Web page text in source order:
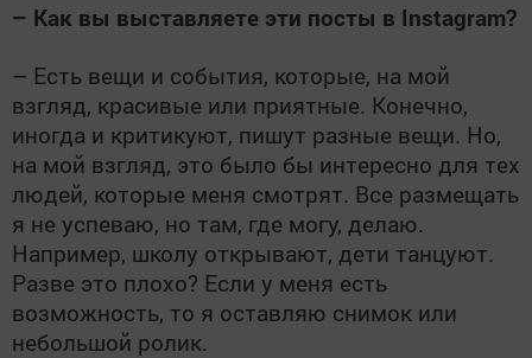
– Как вы выставляете эти посты в Instagram?
– Есть вещи и события, которые, на мой
взгляд, красивые или приятные. Конечно,
иногда и критикуют, пишут разные вещи. Но,
на мой взгляд, это было бы интересно для тех
людей, которые меня смотрят. Все размещать
я не успеваю, но там, где могу, делаю.
Например, школу открывают, дети танцуют.
Разве это плохо? Если у меня есть
возможность, то я оставляю снимок или
небольшой ролик.